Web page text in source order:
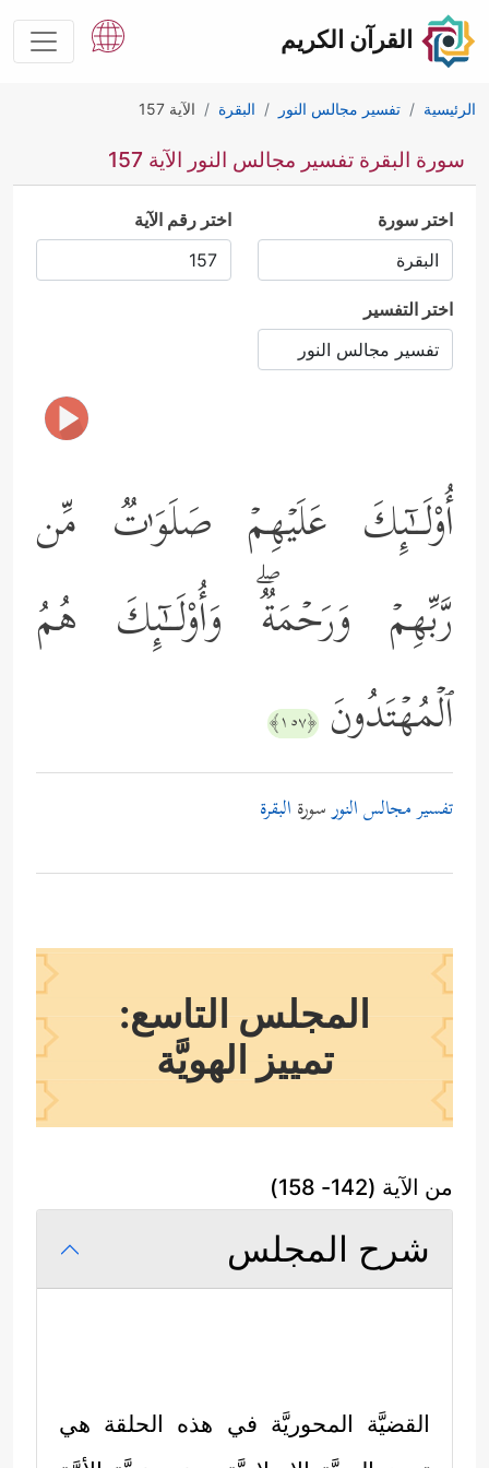
القرآن الكريم
الرئيسية تفسير مجالس النور البقرة الآية 157
سورة البقرة تفسير مجالس النور الآية 157
اختر سورة اختر رقم الآية
اختر التفسير
أُوْلَــٰۤىِٕكَ عَلَیۡهِمۡ صَلَوَ ٰ⁠تࣱ مِّن
رَّبِّهِمۡ وَرَحۡمَةࣱۖ وَأُوْلَــٰۤىِٕكَ هُمُ
ٱلۡمُهۡتَدُونَ ﴿١٥٧﴾
تفسير مجالس النورسورة البقرة
المجلس التاسع:
تمييز الهويَّة
من الآية (142- 158)
شرح المجلس
القضيَّة المحوريَّة في هذه الحلقة هي